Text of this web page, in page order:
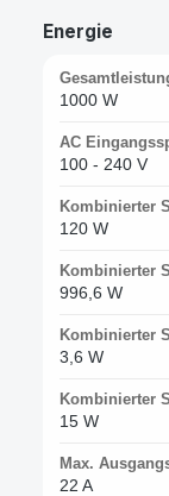
Energie
1000 W
AC
100 - 240 V
Kombinierter
120 W
Kombinierter
996,6 W
Kombinierter
3,6 W
Kombinierter
15 W
Max.
22 A